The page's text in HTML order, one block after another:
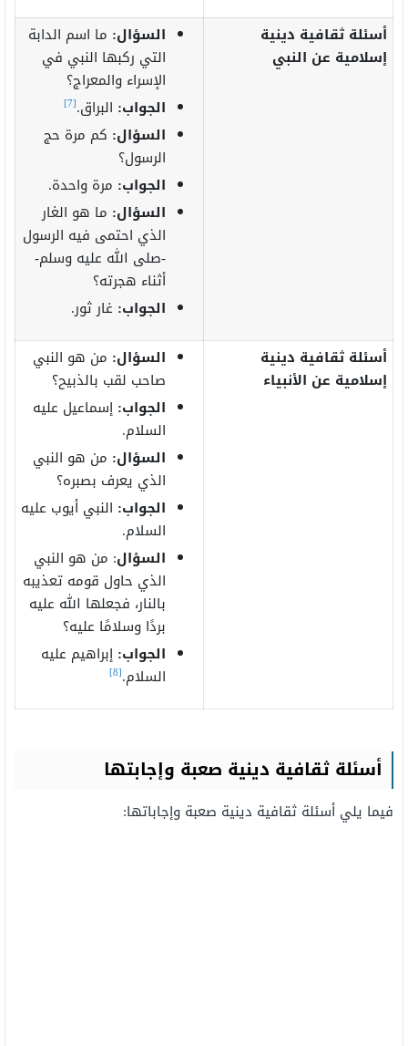
أسئلة ثقافية دينية
إسلامية عن النبي
السؤال: ما اسم الدابة
التي ركبها النبي في
الإسراء والمعراج؟
الجواب: البراق.[7]
السؤال: كم مرة حج
الرسول؟
الجواب: مرة واحدة.
السؤال: ما هو الغار
الذي احتمى فيه الرسول
-صلى الله عليه وسلم-
أثناء هجرته؟
الجواب: غار ثور.
أسئلة ثقافية دينية
إسلامية عن الأنبياء
السؤال: من هو النبي
صاحب لقب بالذبيح؟
الجواب: إسماعيل عليه
السلام.
السؤال: من هو النبي
الذي يعرف بصبره؟
الجواب: النبي أيوب عليه
السلام.
السؤال: من هو النبي
الذي حاول قومه تعذيبه
بالنار، فجعلها الله عليه
بردًا وسلامًا عليه؟
الجواب: إبراهيم عليه
السلام.[8]
أسئلة ثقافية دينية صعبة وإجابتها
فيما يلي أسئلة ثقافية دينية صعبة وإجاباتها: